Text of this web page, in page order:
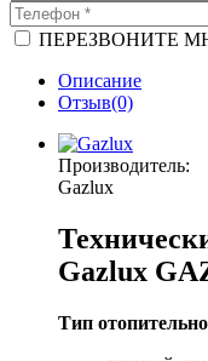
ПЕРЕЗВОНИТЕ
Описание
Отзыв(0)
Производитель:
Gazlux
Gazlux
Тип